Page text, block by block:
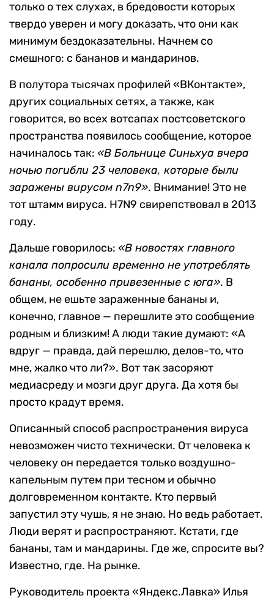
только о тех слухах, в бредовости которых
твердо уверен и могу доказать, что они как
минимум бездоказательны. Начнем со
смешного: с бананов и мандаринов.
В полутора тысячах профилей «ВКонтакте»,
других социальных сетях, а также, как
говорится, во всех вотсапах постсоветского
пространства появилось сообщение, которое
начиналось так: «В Больнице Синьхуа вчера
ночью погибли 23 человека, которые были
заражены вирусом n7n9». Внимание! Это не
тот штамм вируса. H7N9 свирепствовал в 2013
году.
Дальше говорилось: «В новостях главного
канала попросили временно не употреблять
бананы, особенно привезенные с юга». В
общем, не ешьте зараженные бананы и,
конечно, главное — перешлите это сообщение
родным и близким! А люди такие думают: «А
вдруг — правда, дай перешлю, делов-то, что
мне, жалко что ли?». Вот так засоряют
медиасреду и мозги друг друга. Да хотя бы
просто крадут время.
Описанный способ распространения вируса
невозможен чисто технически. От человека к
человеку он передается только воздушно-
капельным путем при тесном и обычно
долговременном контакте. Кто первый
запустил эту чушь, я не знаю. Но ведь работает.
Люди верят и распространяют. Кстати, где
бананы, там и мандарины. Где же, спросите вы?
Известно, где. На рынке.
Руководитель проекта «Яндекс.Лавка» Илья